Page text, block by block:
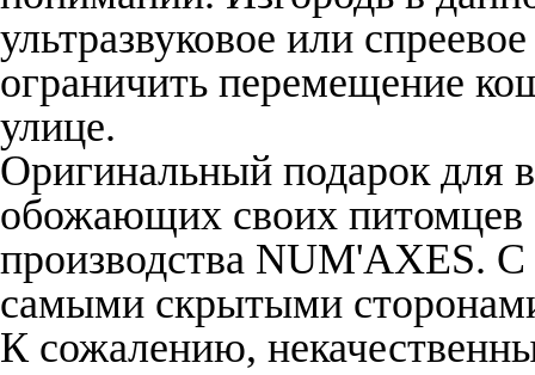
ультразвуковое или
ограничить перемещение
улице.
Оригинальный подарок для
обожающих своих
производства NUM'AXES.
самыми скрытыми
К сожалению,